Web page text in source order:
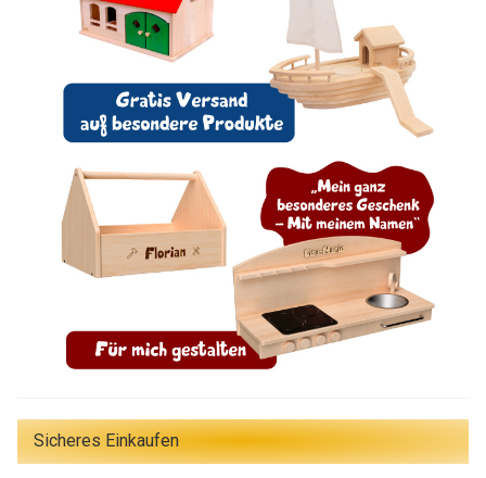
Sicheres Einkaufen